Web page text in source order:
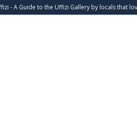
- A Guide to the Uffizi Gallery by locals that